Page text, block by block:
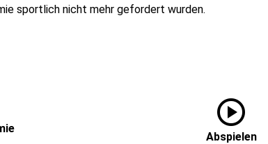
sportlich nicht mehr gefordert wurden.
play_circle
Abspielen